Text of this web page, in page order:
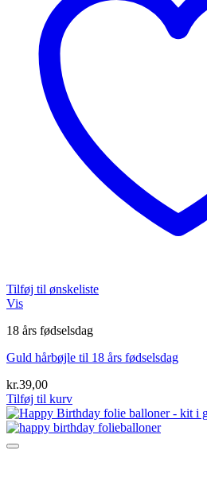
Tilføj til ønskeliste
Vis
18 års fødselsdag
Guld hårbøjle til 18 års fødselsdag
kr.39,00
Tilføj til kurv